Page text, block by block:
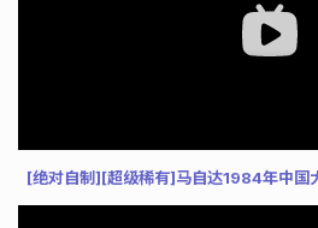
[绝对自制][超级稀有]马自达1984年中国